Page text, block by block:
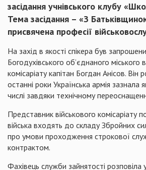
засідання учнівського клубу
Тема засідання – «З
присвячена професії
На захід в якості спікера був
Богодухівського об’єднаного міського
комісаріату капітан Богдан Анісов. Він
останні роки Українська армія зазнала
числі завдяки технічному
Представник військового комісаріату
війська входять до складу Збройних
про умови проходження строкової
контрактом.
Фахівець служби зайнятості